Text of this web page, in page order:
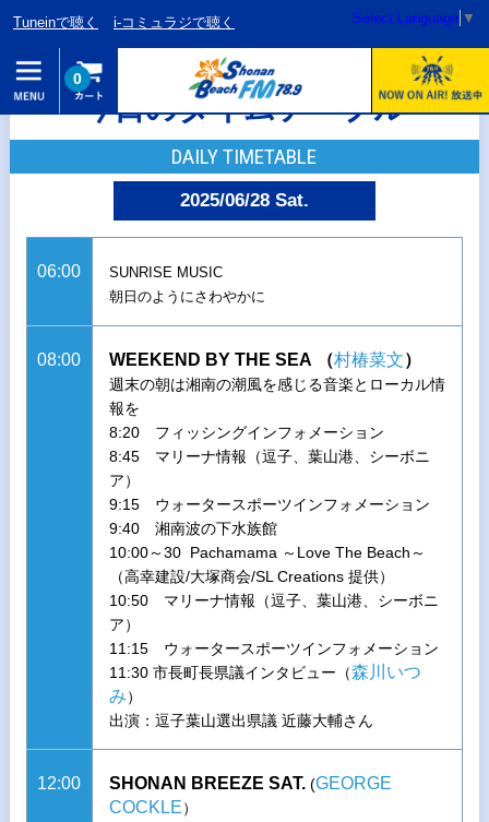
Tuneinで聴く i-コミュラジで聴く Select Language ▼
0
今日のタイムテーブル
DAILY TIMETABLE
2025/06/28 Sat.
06:00
SUNRISE MUSIC
朝日のようにさわやかに
08:00 WEEKEND BY THE SEA （村椿菜文）
週末の朝は湘南の潮風を感じる音楽とローカル情
報を
8:20 フィッシングインフォメーション
8:45 マリーナ情報（逗子、葉山港、シーボニ
ア）
9:15 ウォータースポーツインフォメーション
9:40 湘南波の下水族館
10:00～30 Pachamama ～Love The Beach～
（高幸建設/大塚商会/SL Creations 提供）
10:50 マリーナ情報（逗子、葉山港、シーボニ
ア）
11:15 ウォータースポーツインフォメーション
11:30 市長町長県議インタビュー（森川いつ
み）
出演：逗子葉山選出県議 近藤大輔さん
12:00 SHONAN BREEZE SAT.(GEORGE
COCKLE）